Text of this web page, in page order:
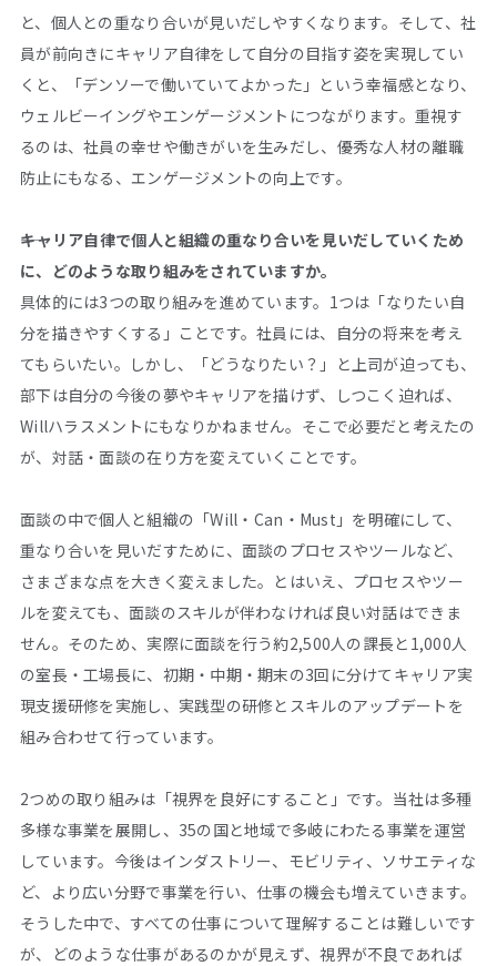
と、個人との重なり合いが見いだしやすくなります。そして、社
員が前向きにキャリア自律をして自分の目指す姿を実現してい
くと、「デンソーで働いていてよかった」という幸福感となり、
ウェルビーイングやエンゲージメントにつながります。重視す
るのは、社員の幸せや働きがいを生みだし、優秀な人材の離職
防止にもなる、エンゲージメントの向上です。
――キャリア自律で個人と組織の重なり合いを見いだしていくため
に、どのような取り組みをされていますか。
具体的には3つの取り組みを進めています。1つは「なりたい自
分を描きやすくする」ことです。社員には、自分の将来を考え
てもらいたい。しかし、「どうなりたい？」と上司が迫っても、
部下は自分の今後の夢やキャリアを描けず、しつこく迫れば、
Willハラスメントにもなりかねません。そこで必要だと考えたの
が、対話・面談の在り方を変えていくことです。
面談の中で個人と組織の「Will・Can・Must」を明確にして、
重なり合いを見いだすために、面談のプロセスやツールなど、
さまざまな点を大きく変えました。とはいえ、プロセスやツー
ルを変えても、面談のスキルが伴わなければ良い対話はできま
せん。そのため、実際に面談を行う約2,500人の課長と1,000人
の室長・工場長に、初期・中期・期末の3回に分けてキャリア実
現支援研修を実施し、実践型の研修とスキルのアップデートを
組み合わせて行っています。
2つめの取り組みは「視界を良好にすること」です。当社は多種
多様な事業を展開し、35の国と地域で多岐にわたる事業を運営
しています。今後はインダストリー、モビリティ、ソサエティな
ど、より広い分野で事業を行い、仕事の機会も増えていきます。
そうした中で、すべての仕事について理解することは難しいです
が、どのような仕事があるのかが見えず、視界が不良であれば